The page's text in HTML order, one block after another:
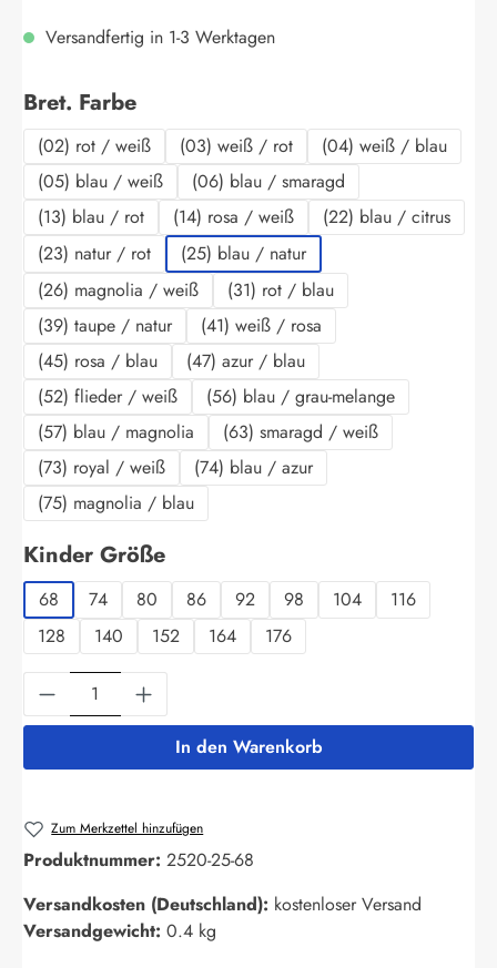
Versandfertig in 1-3 Werktagen
Bret. Farbeauswählen
(02) rot / weiß (03) weiß / rot
(04) weiß / blau
(05) blau / weiß
(06) blau / smaragd
(13) blau / rot
(14) rosa / weiß
(22) blau / citrus
(23) natur / rot
(25) blau / natur
(26) magnolia / weiß
(31) rot / blau
(39) taupe / natur
(41) weiß / rosa
(45) rosa / blau
(47) azur / blau
(52) flieder / weiß
(56) blau / grau-melange
(57) blau / magnolia
(63) smaragd / weiß
(73) royal / weiß
(74) blau / azur
(75) magnolia / blau
Kinder Größeauswählen
68 74 80 86 92 98 104
116
128
140 152 164 176
Produkt Anzahl: Gib den gewünschten
In den Warenkorb
Zum Merkzettel hinzufügen
Produktnummer: 2520-25-68
Versandkosten (Deutschland): kostenloser Versand
Versandgewicht: 0.4 kg